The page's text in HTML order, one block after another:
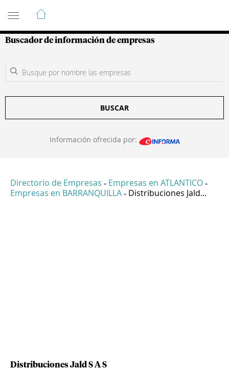
Guía de Empresas Colombianas
Buscador de información de empresas
BUSCAR
Información ofrecida por:
Directorio de Empresas - Empresas en ATLANTICO -
Empresas en BARRANQUILLA - Distribuciones Jald...
Distribuciones Jald S A S